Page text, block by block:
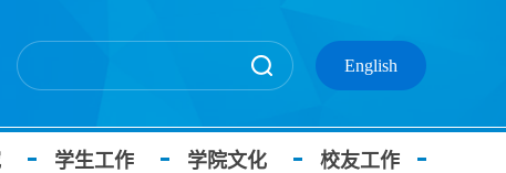
English
学生工作 学院文化 校友工作